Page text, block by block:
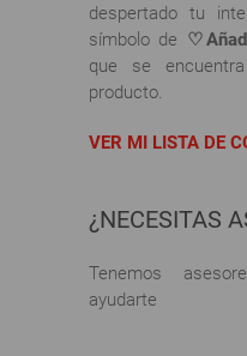
despertado tu
símbolo de
que se
producto.
VER MI LISTA DE
¿NECESITAS
Tenemos
ayudarte